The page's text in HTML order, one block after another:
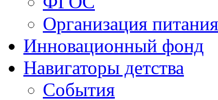
Организация питания
Инновационный фонд
Навигаторы детства
События